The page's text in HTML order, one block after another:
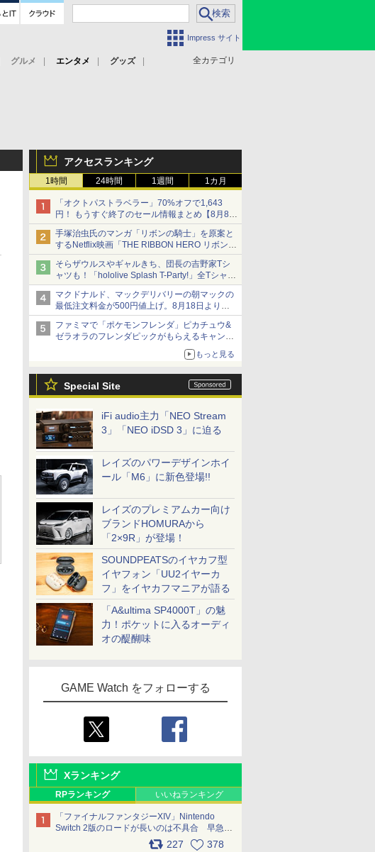
Impress サイト
全カテゴリ
グルメ エンタメ
グッズ
アクセスランキング
1時間 24時間 1週間 1カ月
「オクトパストラベラー」70%オフで1,643
円！ もうすぐ終了のセール情報まとめ【8月8日
更新】
ニンテンドーeショップでは「大神 絶景版」が
67%オフで990円
手塚治虫氏のマンガ「リボンの騎士」を原案と
するNetflix映画「THE RIBBON HERO リボンヒ
ーロー」本日配信開始
そらザウルスやギャルきち、団長の吉野家Tシ
ャツも！「hololive Splash T-Party!」全Tシャツ
ラインナップ公開＆オンライン販売開始
マクドナルド、マックデリバリーの朝マックの
最低注文料金が500円値上げ。8月18日より
1,500円から受付
ファミマで「ポケモンフレンダ」ピカチュウ&
ゼラオラのフレンダピックがもらえるキャンペ
もっと見る
Special Site
iFi audio主力「NEO Stream
3」「NEO iDSD 3」に迫る
レイズのパワーデザインホイ
ール「M6」に新色登場!!
レイズのプレミアムカー向け
ブランドHOMURAから
「2×9R」が登場！
SOUNDPEATSのイヤカフ型
イヤフォン「UU2イヤーカ
フ」をイヤカフマニアが語る
「A&ultima SP4000T」の魅
力！ポケットに入るオーディ
オの醍醐味
GAME Watch をフォローする
Xランキング
RPランキング いいねランキング
「ファイナルファンタジーXIV」Nintendo
Switch 2版のロードが長いのは不具合 早急に
アップデートできるよう対応中227 378